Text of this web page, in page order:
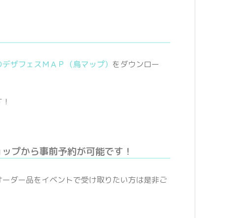
ザフェスＭＡＰ（鳥マップ） をダウンロー
プから事前予約が可能です！
ダー品をイベントで受け取りたい方は是非ご